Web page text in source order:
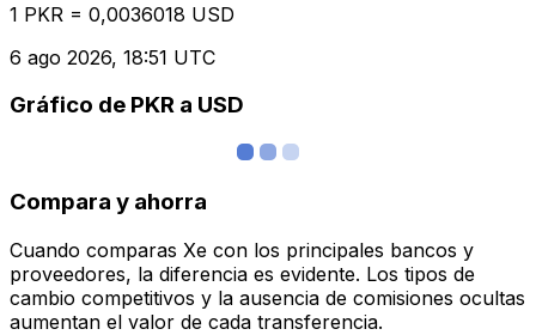
1 PKR = 0,0036018 USD
6 ago 2026, 18:51 UTC
Gráfico de PKR a USD
Compara y ahorra
Cuando comparas Xe con los principales bancos y
proveedores, la diferencia es evidente. Los tipos de
cambio competitivos y la ausencia de comisiones ocultas
aumentan el valor de cada transferencia.